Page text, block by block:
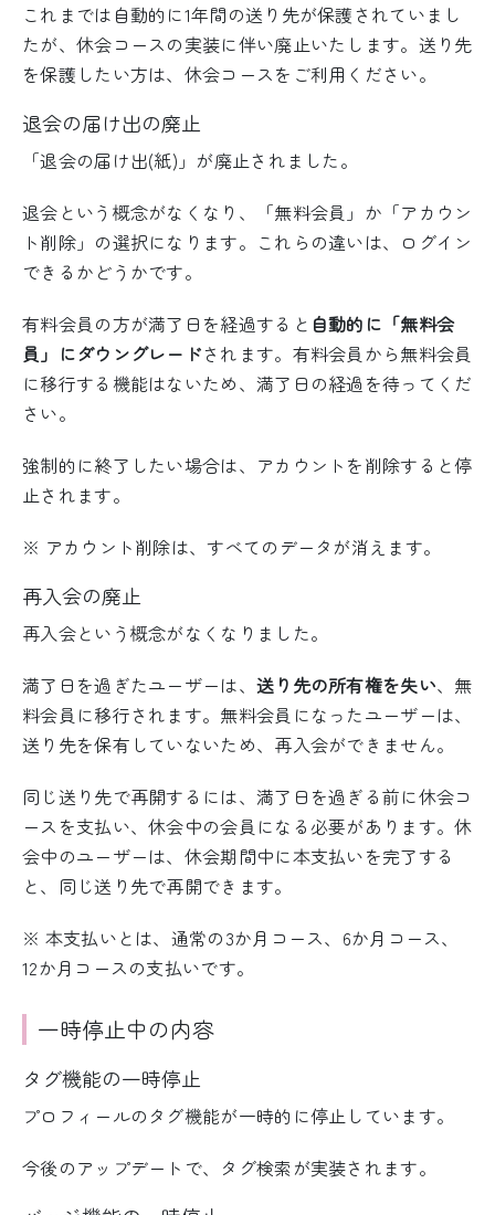
これまでは自動的に1年間の送り先が保護されていまし
たが、休会コースの実装に伴い廃止いたします。送り先
を保護したい方は、休会コースをご利用ください。
退会の届け出の廃止
「退会の届け出(紙)」が廃止されました。
退会という概念がなくなり、「無料会員」か「アカウン
ト削除」の選択になります。これらの違いは、ログイン
できるかどうかです。
有料会員の方が満了日を経過すると 自動的に「無料会
員」にダウングレードされます。有料会員から無料会員
に移行する機能はないため、満了日の経過を待ってくだ
さい。
強制的に終了したい場合は、アカウントを削除すると停
止されます。
※ アカウント削除は、すべてのデータが消えます。
再入会の廃止
再入会という概念がなくなりました。
満了日を過ぎたユーザーは、 送り先の所有権を失い、無
料会員に移行されます。無料会員になったユーザーは、
送り先を保有していないため、再入会ができません。
同じ送り先で再開するには、満了日を過ぎる前に休会コ
ースを支払い、休会中の会員になる必要があります。休
会中のユーザーは、休会期間中に本支払いを完了する
と、同じ送り先で再開できます。
※ 本支払いとは、通常の3か月コース、6か月コース、
12か月コースの支払いです。
一時停止中の内容
タグ機能の一時停止
プロフィールのタグ機能が一時的に停止しています。
今後のアップデートで、タグ検索が実装されます。